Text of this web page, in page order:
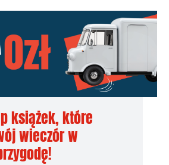
książek, które
wieczór w